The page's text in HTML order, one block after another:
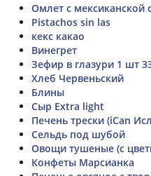
Омлет с мексиканской
Pistachos sin las
кекс какао
Винегрет
Зефир в глазури 1 шт
Хлеб Червеньский
Блины
Сыр Extra light
Печень трески (iCan
Сельдь под шубой
Овощи тушеные (с
Конфеты Марсианка